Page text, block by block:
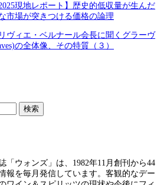
現地レポート】歴史的低収量が生んだ
市場が突きつける価格の論理
ヴィエ・ベルナール会長に聞くグラーヴ
の全体像、その特質（３）
「ウォンズ」は、1982年11月創刊から44
報を毎月発信しています。客観的なデー